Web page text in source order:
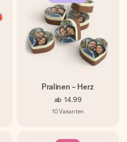
Pralinen - Herz
ab 14,99
10Varianten